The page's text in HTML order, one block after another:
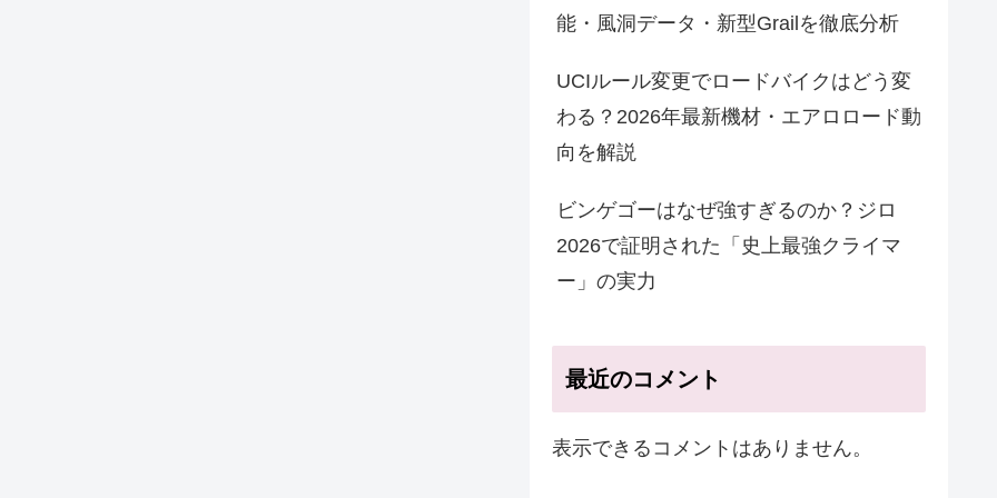
能・風洞データ・新型Grailを徹底分析
UCIルール変更でロードバイクはどう変
わる？2026年最新機材・エアロロード動
向を解説
ビンゲゴーはなぜ強すぎるのか？ジロ
2026で証明された「史上最強クライマ
ー」の実力
最近のコメント
表示できるコメントはありません。